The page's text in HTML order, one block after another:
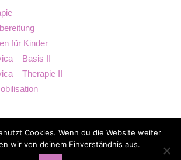
für Kinder
– Basis II
– Therapie II
Cookies. Wenn du die Website weiter
wir von deinem Einverständnis aus.